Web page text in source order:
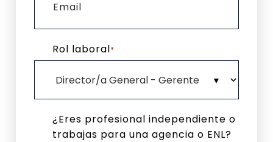
Rol laboral*
¿Eres profesional independiente o
trabajas para una agencia o ENL?